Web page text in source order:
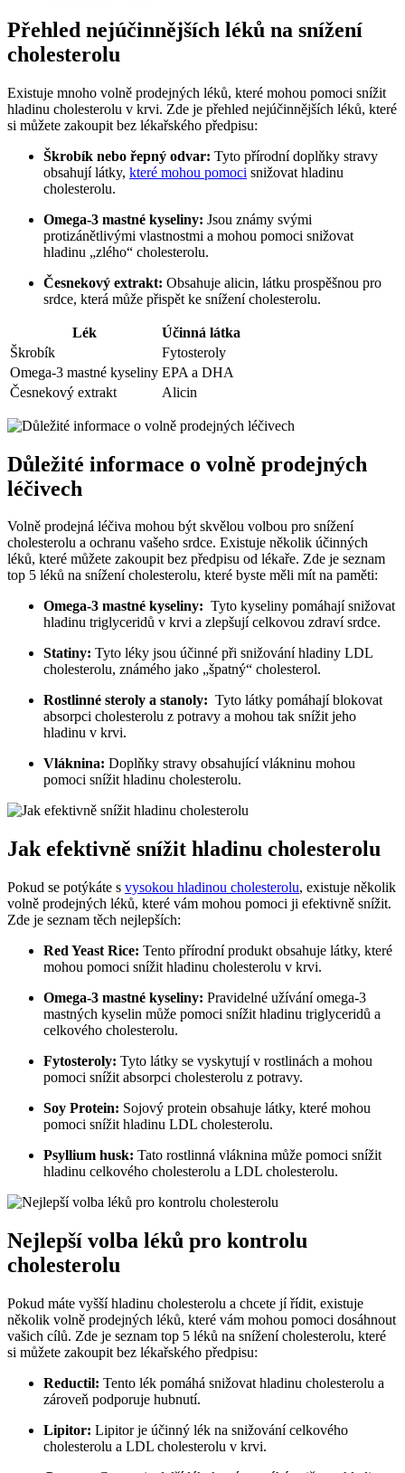
Přehled ⁤nejúčinnějších léků na ⁤snížení
cholesterolu
Existuje mnoho⁣ volně prodejných léků, které ⁤mohou ​pomoci snížit
hladinu⁣ cholesterolu v ⁢krvi.⁣ Zde je přehled nejúčinnějších‍ léků, které⁢
si můžete zakoupit bez ⁣lékařského předpisu:
Škrobík nebo řepný odvar: Tyto přírodní⁢ doplňky ‍stravy‍
obsahují látky, které mohou pomoci ⁢snižovat hladinu
⁣cholesterolu.
Omega-3 mastné kyseliny: ⁢Jsou známy svými
protizánětlivými vlastnostmi a ⁤mohou pomoci snižovat⁢
hladinu „zlého“⁢ cholesterolu.
Česnekový extrakt: Obsahuje‍ alicin, látku prospěšnou pro
‍srdce, ‌která může přispět ke snížení cholesterolu.
Lék
Účinná ⁢látka
Škrobík
Fytosteroly
Omega-3 ‌mastné kyseliny EPA a⁣ DHA
Česnekový extrakt
Alicin
Důležité informace⁣ o volně prodejných
léčivech
Volně‍ prodejná‍ léčiva mohou být skvělou ‌volbou⁤ pro snížení
cholesterolu a ochranu vašeho srdce. Existuje několik účinných‌
léků, které můžete zakoupit bez předpisu od lékaře. ​Zde je seznam
top 5⁤ léků na ⁤snížení cholesterolu, které ​byste měli mít ⁤na‌ paměti:
Omega-3 mastné ⁤kyseliny: ⁤ Tyto kyseliny pomáhají snižovat
hladinu triglyceridů⁢ v‌ krvi a zlepšují celkovou zdraví srdce.
Statiny: Tyto léky jsou ‍účinné při ‍snižování ‌hladiny LDL
cholesterolu,⁢ známého ⁣jako „špatný“ cholesterol.
Rostlinné steroly⁤ a stanoly: ‍ Tyto ‌látky pomáhají ⁤blokovat
absorpci cholesterolu ‌z potravy a mohou ⁤tak snížit jeho
hladinu v krvi.
Vláknina: Doplňky stravy obsahující vlákninu mohou
pomoci snížit hladinu cholesterolu.
Jak⁤ efektivně‌ snížit​ hladinu⁤ cholesterolu
Pokud⁣ se potýkáte⁢ s vysokou hladinou cholesterolu, existuje‍ několik
volně prodejných léků, které vám mohou⁣ pomoci ji efektivně snížit.
⁤Zde je seznam těch nejlepších:
Red Yeast Rice: Tento přírodní produkt obsahuje látky, které
mohou pomoci ⁢snížit hladinu cholesterolu v krvi.
Omega-3⁤ mastné⁣ kyseliny: Pravidelné ⁢užívání omega-3
mastných kyselin může pomoci snížit ⁣hladinu triglyceridů a‍
celkového ⁢cholesterolu.
Fytosteroly: ‌Tyto látky se vyskytují v rostlinách a mohou
⁤pomoci snížit absorpci⁤ cholesterolu‍ z potravy.
Soy Protein: ‌Sojový‌ protein obsahuje⁢ látky, ‌které ⁢mohou
pomoci snížit⁤ hladinu ⁢LDL ‍cholesterolu.
Psyllium husk: Tato rostlinná vláknina může pomoci snížit
hladinu celkového cholesterolu a LDL cholesterolu.
Nejlepší volba léků pro kontrolu⁣
cholesterolu
Pokud máte vyšší ⁢hladinu cholesterolu a chcete ⁢jí řídit, existuje
několik volně prodejných léků,⁤ které vám mohou ⁣pomoci dosáhnout
vašich ⁤cílů. Zde ⁢je seznam top⁢ 5‌ léků na snížení cholesterolu, ​které
si můžete zakoupit bez lékařského předpisu:
Reductil: Tento lék ⁢pomáhá snižovat ​hladinu cholesterolu ‌a
zároveň podporuje ​hubnutí.
Lipitor: ⁣Lipitor ‍je‍ účinný lék na snižování celkového
cholesterolu‌ a LDL ⁢cholesterolu v krvi.